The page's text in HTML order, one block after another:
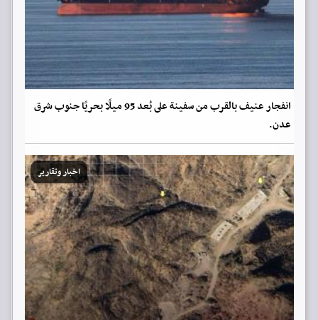
انفجار عنيف بالقرب من سفينة على بُعد 95 ميلًا بحريًا جنوب شرق
عدن.
اخبار وتقارير